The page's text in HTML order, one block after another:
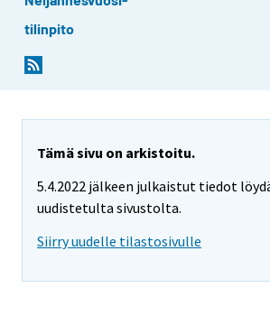
tilinpito
Tämä sivu on arkistoitu.
5.4.2022 jälkeen julkaistut tiedot
uudistetulta sivustolta.
Siirry uudelle tilastosivulle